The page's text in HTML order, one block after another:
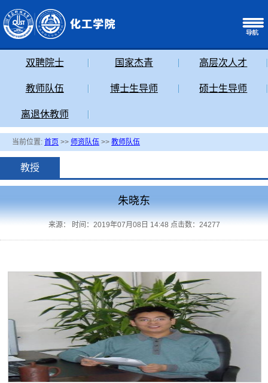
双聘院士 国家杰青 高层次人才
教师队伍 博士生导师 硕士生导师
离退休教师
当前位置: 首页 >> 师资队伍 >> 教师队伍
教授
朱晓东
来源： 时间：2019年07月08日 14:48 点击数： 24277